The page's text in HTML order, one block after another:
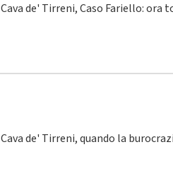
Cava de' Tirreni, Caso Fariello: ora
Cava de' Tirreni, quando la